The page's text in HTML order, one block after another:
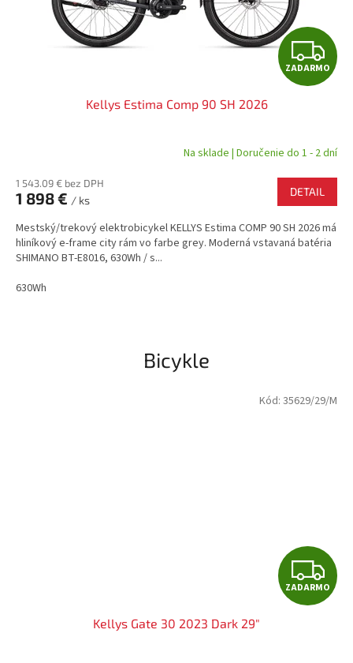
Z
A
A
R
M
O
ZADARMO
Kellys Estima Comp 90 SH 2026
Na sklade | Doručenie do 1 - 2 dní
1 543.09 € bez DPH
1 898 € / ks
DETAIL
Mestský/trekový elektrobicykel KELLYS Estima COMP 90 SH 2026 má
hliníkový e-frame city rám vo farbe grey. Moderná vstavaná batéria
SHIMANO BT-E8016, 630Wh / s...
630Wh
Bicykle
Z
A
ZADARMO
Kellys Gate 30 2023 Dark 29"
Kód: 35629/29/M